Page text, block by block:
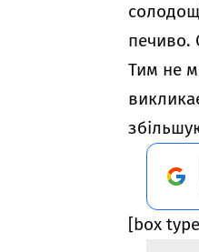
печиво.
Тим не
[box